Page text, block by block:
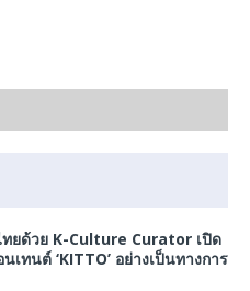
ทยด้วย K-Culture Curator เปิด
เทนต์ ‘KITTO’ อย่างเป็นทางการ